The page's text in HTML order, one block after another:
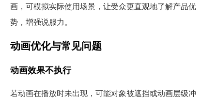
画，可模拟实际使用场景，让受众更直观地了解产品优
势，增强说服力。
动画优化与常见问题
动画效果不执行
若动画在播放时未出现，可能对象被遮挡或动画层级冲